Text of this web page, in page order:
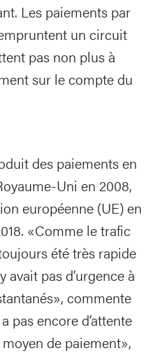
Les paiements par
un circuit
pas non plus à
sur le compte du
des paiements en
Uni en 2008,
européenne (UE) en
«Comme le trafic
été très rapide
avait pas d’urgence à
commente
pas encore d’attente
de paiement»,